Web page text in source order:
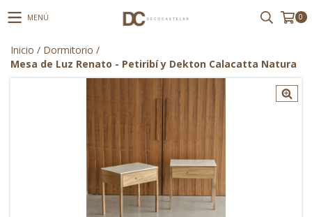
MENÚ 0
Inicio / Dormitorio /
Mesa de Luz Renato - Petiribí y Dekton Calacatta Natura